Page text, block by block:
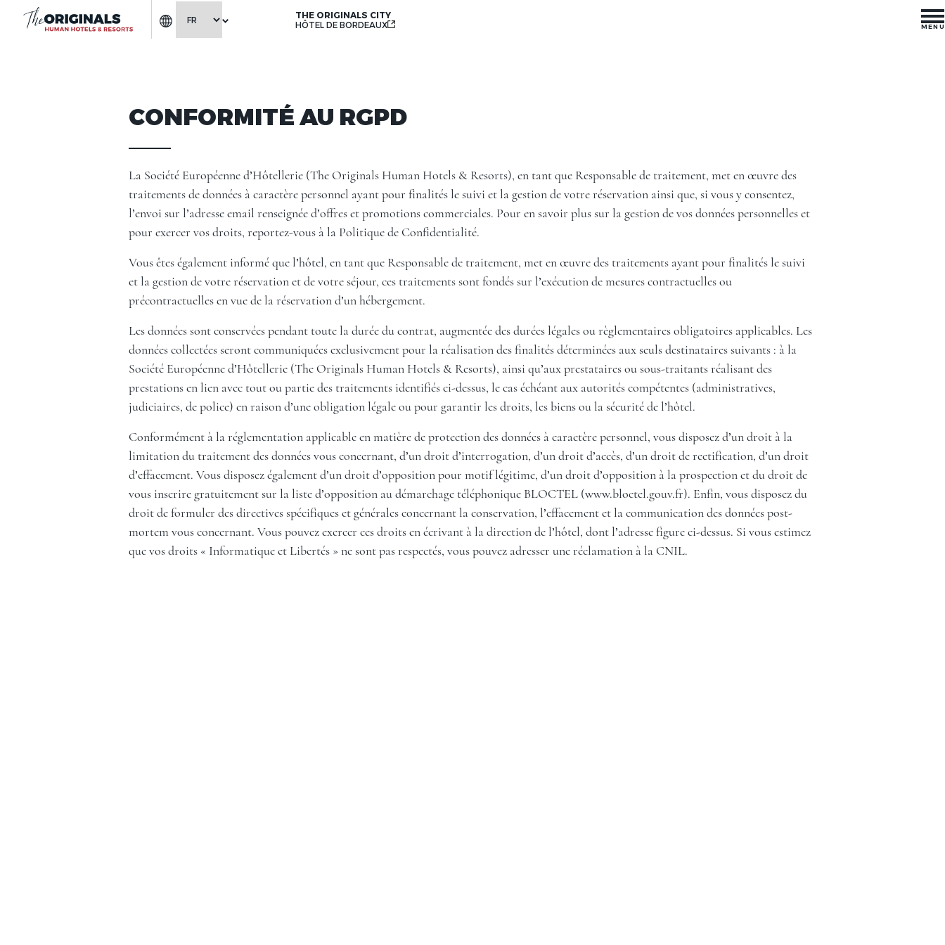
THE ORIGINALS CITY
HÔTEL DE BORDEAUX
MENU
CONFORMITÉ AU RGPD
La Société Européenne d’Hôtellerie (The Originals Human Hotels & Resorts), en tant que Responsable de traitement, met en œuvre des
traitements de données à caractère personnel ayant pour finalités le suivi et la gestion de votre réservation ainsi que, si vous y consentez,
l’envoi sur l’adresse email renseignée d’offres et promotions commerciales. Pour en savoir plus sur la gestion de vos données personnelles et
pour exercer vos droits, reportez-vous à la Politique de Confidentialité.
Vous êtes également informé que l’hôtel, en tant que Responsable de traitement, met en œuvre des traitements ayant pour finalités le suivi
et la gestion de votre réservation et de votre séjour, ces traitements sont fondés sur l’exécution de mesures contractuelles ou
précontractuelles en vue de la réservation d’un hébergement.
Les données sont conservées pendant toute la durée du contrat, augmentée des durées légales ou règlementaires obligatoires applicables. Les
données collectées seront communiquées exclusivement pour la réalisation des finalités déterminées aux seuls destinataires suivants : à la
Société Européenne d’Hôtellerie (The Originals Human Hotels & Resorts), ainsi qu’aux prestataires ou sous-traitants réalisant des
prestations en lien avec tout ou partie des traitements identifiés ci-dessus, le cas échéant aux autorités compétentes (administratives,
judiciaires, de police) en raison d’une obligation légale ou pour garantir les droits, les biens ou la sécurité de l’hôtel.
Conformément à la réglementation applicable en matière de protection des données à caractère personnel, vous disposez d’un droit à la
limitation du traitement des données vous concernant, d’un droit d’interrogation, d’un droit d’accès, d’un droit de rectification, d’un droit
d’effacement. Vous disposez également d’un droit d’opposition pour motif légitime, d’un droit d’opposition à la prospection et du droit de
vous inscrire gratuitement sur la liste d’opposition au démarchage téléphonique BLOCTEL (www.bloctel.gouv.fr). Enfin, vous disposez du
droit de formuler des directives spécifiques et générales concernant la conservation, l’effacement et la communication des données post-
mortem vous concernant. Vous pouvez exercer ces droits en écrivant à la direction de l’hôtel, dont l’adresse figure ci-dessus. Si vous estimez
que vos droits « Informatique et Libertés » ne sont pas respectés, vous pouvez adresser une réclamation à la CNIL.